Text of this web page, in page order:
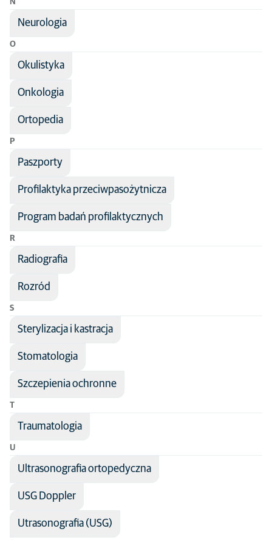
N
Neurologia
O
Okulistyka
Onkologia
Ortopedia
P
Paszporty
Profilaktyka przeciwpasożytnicza
Program badań profilaktycznych
R
Radiografia
Rozród
S
Sterylizacja i kastracja
Stomatologia
Szczepienia ochronne
T
Traumatologia
U
Ultrasonografia ortopedyczna
USG Doppler
Utrasonografia (USG)